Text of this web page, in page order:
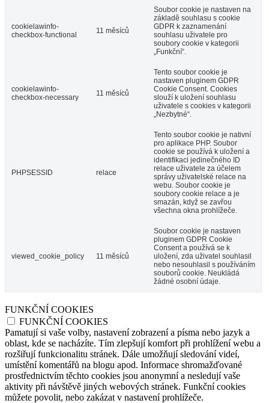
cookielawinfo-
checkbox-functional
11 měsíců
Soubor cookie je nastaven na
základě souhlasu s cookie
GDPR k zaznamenání
souhlasu uživatele pro
soubory cookie v kategorii
„Funkční“.
cookielawinfo-
checkbox-necessary
11 měsíců
Tento soubor cookie je
nastaven pluginem GDPR
Cookie Consent. Cookies
slouží k uložení souhlasu
uživatele s cookies v kategorii
„Nezbytné“.
PHPSESSID relace
Tento soubor cookie je nativní
pro aplikace PHP. Soubor
cookie se používá k uložení a
identifikaci jedinečného ID
relace uživatele za účelem
správy uživatelské relace na
webu. Soubor cookie je
soubory cookie relace a je
smazán, když se zavřou
všechna okna prohlížeče.
viewed_cookie_policy 11 měsíců
Soubor cookie je nastaven
pluginem GDPR Cookie
Consent a používá se k
uložení, zda uživatel souhlasil
nebo nesouhlasil s používáním
souborů cookie. Neukládá
žádné osobní údaje.
FUNKČNÍ COOKIES
FUNKČNÍ COOKIES
Pamatují si vaše volby, nastavení zobrazení a písma nebo jazyk a
oblast, kde se nacházíte. Tím zlepšují komfort při prohlížení webu a
rozšiřují funkcionalitu stránek. Dále umožňují sledování videí,
umístění komentářů na blogu apod. Informace shromažďované
prostřednictvím těchto cookies jsou anonymní a nesledují vaše
aktivity při návštěvě jiných webových stránek. Funkční cookies
můžete povolit, nebo zakázat v nastavení prohlížeče.